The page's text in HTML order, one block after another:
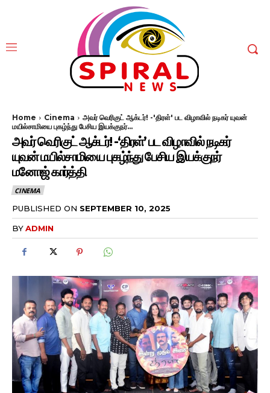
Home Cinema
அவர் வெரிகுட் ஆக்டர்! -'திரள்' பட விழாவில் நடிகர் யுவன்
மயில்சாமியை புகழ்ந்து பேசிய இயக்குநர்...
அவர் வெரிகுட் ஆக்டர்! -‘திரள்’ பட விழாவில் நடிகர்
யுவன் மயில்சாமியை புகழ்ந்து பேசிய இயக்குநர்
மனோஜ் கார்த்தி
CINEMA
PUBLISHED ON SEPTEMBER 10, 2025
BYADMIN